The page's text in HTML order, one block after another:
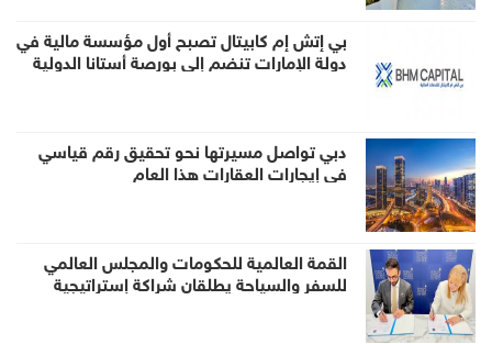
بي إتش إم كابيتال تصبح أول مؤسسة مالية في
دولة الإمارات تنضم إلى بورصة أستانا الدولية
دبي تواصل مسيرتها نحو تحقيق رقم قياسي
في إيجارات العقارات هذا العام
القمة العالمية للحكومات والمجلس العالمي
للسفر والسياحة يطلقان شراكة إستراتيجية